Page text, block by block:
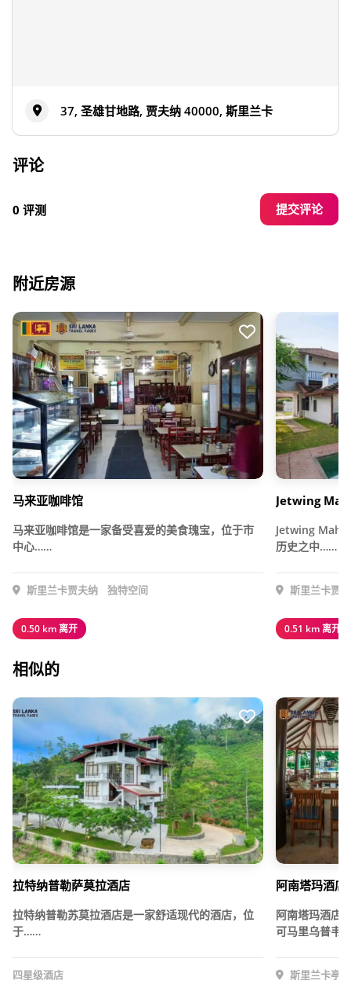
37, 圣雄甘地路, 贾夫纳 40000, 斯里兰卡
评论
0 评测 提交评论
附近房源
马来亚咖啡馆
马来亚咖啡馆是一家备受喜爱的美食瑰宝，位于市
中心……
斯里兰卡贾夫纳 独特空间
0.50 km 离开
Jetwing
Jetwing
历史之中……
斯里兰卡贾
0.51 km 离开
相似的
拉特纳普勒萨莫拉酒店
拉特纳普勒苏莫拉酒店是一家舒适现代的酒店，位
于……
四星级酒店
阿南塔玛酒店
阿南塔玛酒店
可马里乌普韦
斯里兰卡亭